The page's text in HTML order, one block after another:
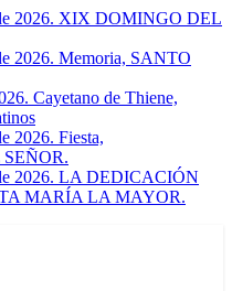
2026. XIX DOMINGO DEL
2026. Memoria, SANTO
Cayetano de Thiene,
2026. Fiesta,
2026. LA DEDICACIÓN
MARÍA LA MAYOR.